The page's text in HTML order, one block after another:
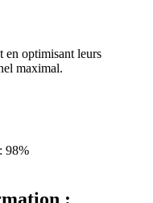
en optimisant leurs
maximal.
98%